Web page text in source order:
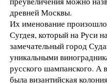
древней Москвы.
Их именование
Сугдея, который на Руси
замечательный город
уникальными
русского шампанского. А
была византийская